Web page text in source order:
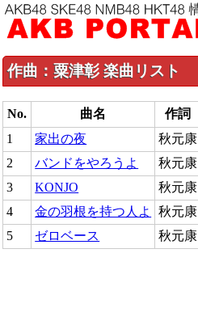
作曲：粟津彰 楽曲リスト
No. 曲名 作詞
1
家出の夜 秋元康
2
バンドをやろうよ 秋元康
3
KONJO 秋元康
4
金の羽根を持つ人よ 秋元康
5
ゼロベース 秋元康